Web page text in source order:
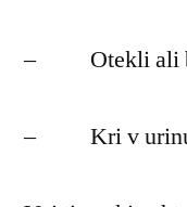
– Otekli ali
– Kri v urinu